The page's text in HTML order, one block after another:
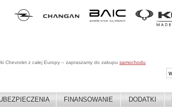
Chevrolet z całej Europy – zapraszamy do zakupu samochodu
FINANSOWANIE DODATKI